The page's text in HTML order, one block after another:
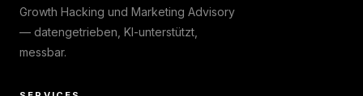
Growth Hacking und Marketing Advisory
— datengetrieben, KI-unterstützt,
messbar.